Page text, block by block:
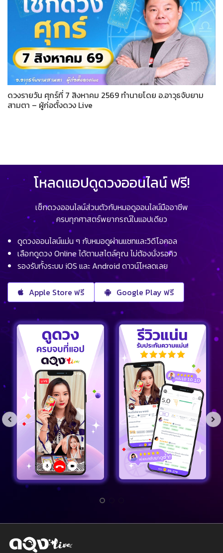
ดวงรายวัน ศุกร์ที่ 7 สิงหาคม 2569 ทำนายโดย อ.อาวุธจับยาม
สามตา – ผู้ก่อตั้งดวง Live
โหลดแอปดูดวงออนไลน์ ฟรี!
เช็กดวงออนไลน์ส่วนตัวกับหมอดูออนไลน์มืออาชีพ
ครบทุกศาสตร์พยากรณ์ในแอปเดียว
ดูดวงออนไลน์แม่น ๆ กับหมอดูผ่านแชทและวิดีโอคอล
เลือกดูดวง Online ได้ตามสไตล์คุณ ไม่ต้องนั่งรอคิว
รองรับทั้งระบบ iOS และ Android ดาวน์โหลดเลย
Apple Store ฟรี Google Play ฟรี